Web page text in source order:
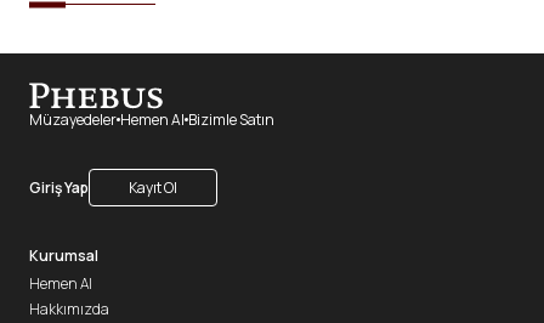
Müzayedeler Hemen Al Bizimle Satın
Giriş Yap Kayıt Ol
Kurumsal
Hemen Al
Hakkımızda